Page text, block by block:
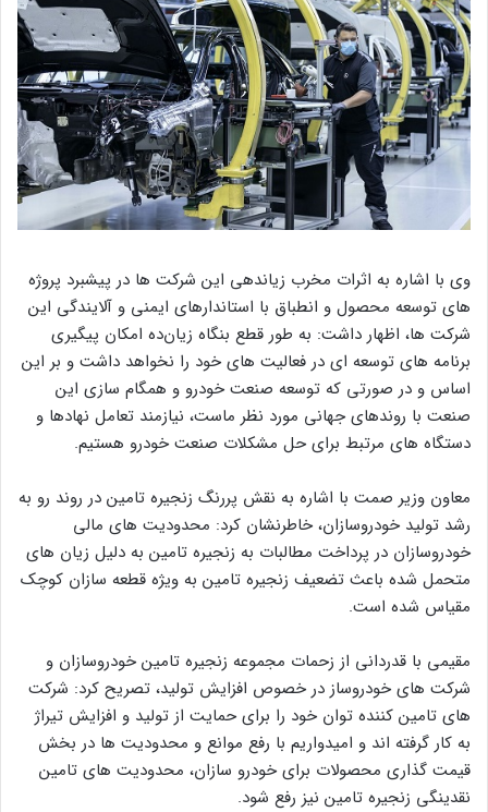
وی با اشاره به اثرات مخرب زیاندهی این شرکت ها در پیشبرد پروژه
های توسعه محصول و انطباق با استاندارهای ایمنی و آلایندگی این
شرکت ها، اظهار داشت: به طور قطع بنگاه زیان‌ده امکان پیگیری
برنامه های توسعه ای در فعالیت های خود را نخواهد داشت و بر این
اساس و در صورتی که توسعه صنعت خودرو و همگام سازی این
صنعت با روندهای جهانی مورد نظر ماست، نیازمند تعامل نهادها و
دستگاه های مرتبط برای حل مشکلات صنعت خودرو هستیم.
معاون وزیر صمت با اشاره به نقش پررنگ زنجیره تامین در روند رو به
رشد تولید خودروسازان، خاطرنشان کرد: محدودیت های مالی
خودروسازان در پرداخت مطالبات به زنجیره تامین به دلیل زیان های
متحمل شده باعث تضعیف زنجیره تامین به ویژه قطعه سازان کوچک
مقیاس شده است.
مقیمی با قدردانی از زحمات مجموعه زنجیره تامین خودروسازان و
شرکت های خودروساز در خصوص افزایش تولید، تصریح کرد: شرکت
های تامین کننده توان خود را برای حمایت از تولید و افزایش تیراژ
به کار گرفته اند و امیدواریم با رفع موانع و محدودیت ها در بخش
قیمت گذاری محصولات برای خودرو سازان، محدودیت های تامین
نقدینگی زنجیره تامین نیز رفع شود.